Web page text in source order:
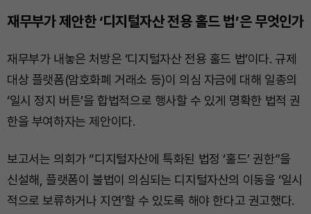
재무부가 제안한 ‘디지털자산 전용 홀드 법’은 무엇인가
재무부가 내놓은 처방은 ‘디지털자산 전용 홀드 법’이다. 규제
대상 플랫폼(암호화폐 거래소 등)이 의심 자금에 대해 일종의
‘일시 정지 버튼’을 합법적으로 행사할 수 있게 명확한 법적 권
한을 부여하자는 제안이다.
보고서는 의회가 “디지털자산에 특화된 법정 ‘홀드’ 권한”을
신설해, 플랫폼이 불법이 의심되는 디지털자산의 이동을 ‘일시
적으로 보류하거나 지연’할 수 있도록 해야 한다고 권고했다.